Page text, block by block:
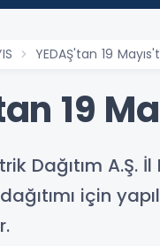
YEDAŞ'tan 19
19
Dağıtım
için